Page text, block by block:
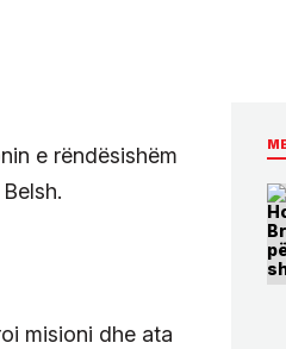
e rëndësishëm
misioni dhe ata